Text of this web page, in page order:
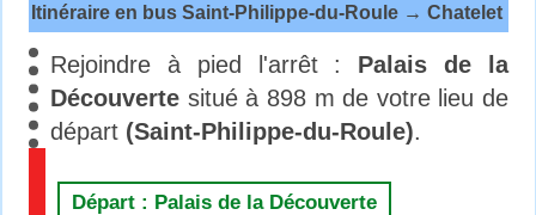
Itinéraire en bus Saint-Philippe-du-Roule → Chatelet
Rejoindre à pied l'arrêt : Palais de la
Découverte situé à 898 m de votre lieu de
départ (Saint-Philippe-du-Roule).
Départ : Palais de la Découverte